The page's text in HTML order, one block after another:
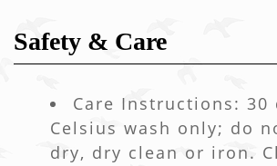
Safety & Care
Care Instructions: 30
Celsius wash only; do
dry, dry clean or iron.